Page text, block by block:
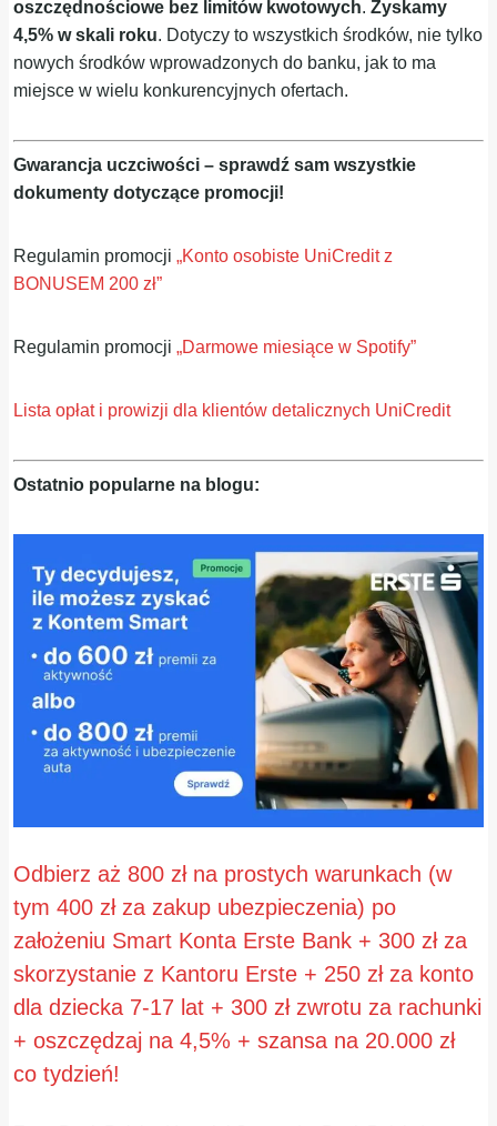
oszczędnościowe bez limitów kwotowych.Zyskamy
4,5% w skali roku. Dotyczy to wszystkich środków, nie tylko
nowych środków wprowadzonych do banku, jak to ma
miejsce w wielu konkurencyjnych ofertach.
Gwarancja uczciwości – sprawdź sam wszystkie
dokumenty dotyczące promocji!
Regulamin promocji„Konto osobiste UniCredit z
BONUSEM 200 zł”
Regulamin promocji„Darmowe miesiące w Spotify”
Lista opłat i prowizji dla klientów detalicznych UniCredit
Ostatnio popularne na blogu:
Odbierz aż 800 zł na prostych warunkach (w
tym 400 zł za zakup ubezpieczenia) po
założeniu Smart Konta Erste Bank + 300 zł za
skorzystanie z Kantoru Erste + 250 zł za konto
dla dziecka 7-17 lat + 300 zł zwrotu za rachunki
+ oszczędzaj na 4,5% + szansa na 20.000 zł
co tydzień!